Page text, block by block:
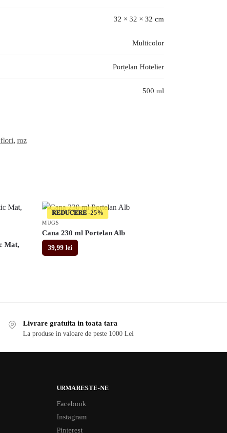
32 × 32 × 32 cm
Multicolor
Porțelan Hotelier
500 ml
flori, roz
Mat,
𝐑𝐄𝐃𝐔𝐂𝐄𝐑𝐄
MUGS
Cana 230 ml Portelan Alb
39,99lei
Livrare gratuita in toata tara
La produse in valoare de peste 1000 Lei
URMARESTE-NE
Facebook
Instagram
Pinterest